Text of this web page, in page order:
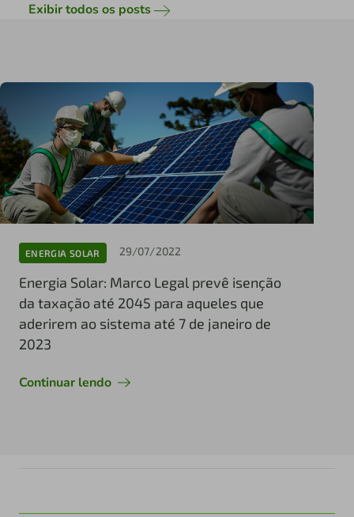
Exibir todos os posts
ENERGIA SOLAR 29/07/2022
Energia Solar: Marco Legal prevê isenção
da taxação até 2045 para aqueles que
aderirem ao sistema até 7 de janeiro de
2023
Continuar lendo